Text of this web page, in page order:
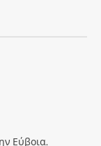
Εύβοια.